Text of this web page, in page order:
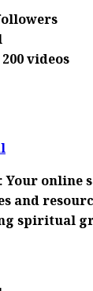
videos
: Your online
and
spiritual